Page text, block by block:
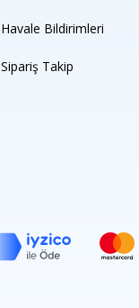
Havale Bildirimleri
Sipariş Takip